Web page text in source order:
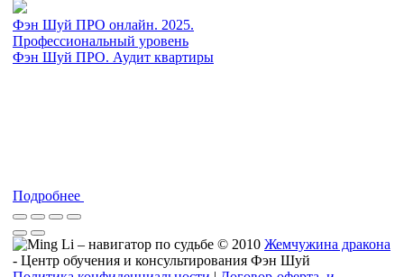
Фэн Шуй ПРО онлайн. 2025.
Профессиональный уровень
Фэн Шуй ПРО. Аудит квартиры
Подробнее
© 2010 Жемчужина дракона
- Центр обучения и консультирования Фэн Шуй